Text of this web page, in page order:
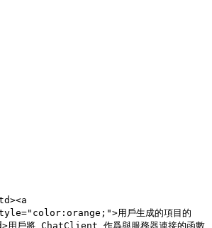
用戶生成的項目的
戶將 ChatClient 作爲與服務器連接的函數